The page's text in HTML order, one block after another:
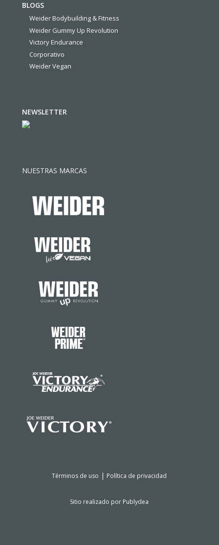
BLOGS
Weider Bodybuilding & Fitness
Weider Gummy Up Revolution
Victory Endurance
Corporativo
Weider Vegan
NEWSLETTER
NUESTRAS MARCAS
Términos de uso | Política de privacidad
Sitio realizado por Publydea